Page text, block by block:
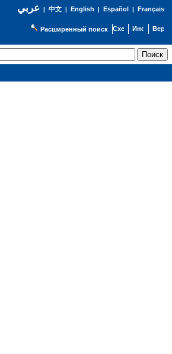
عربي| 中文| English | Español | Français
Расширенный поиск